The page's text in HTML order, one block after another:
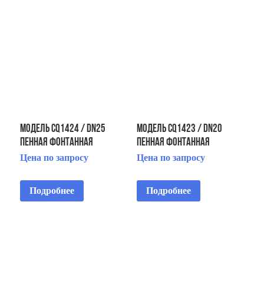
Модель CQ1424 / DN25
Пенная фонтанная
насадка «Бублер»
Цена по запросу
Подробнее
Модель CQ1423 / DN20
Пенная фонтанная
насадка «Бублер»
Цена по запросу
Подробнее